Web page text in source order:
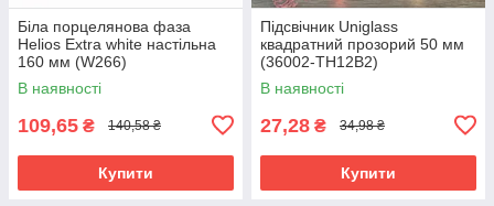
Біла порцелянова фаза
Helios Extra white настільна
160 мм (W266)
В наявності
109,65 ₴ 140,58 ₴
Купити
Підсвічник Uniglass
квадратний прозорий 50 мм
(36002-TH12B2)
В наявності
27,28 ₴ 34,98 ₴
Купити